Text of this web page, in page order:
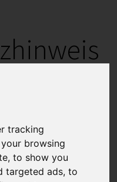
tracking
browsing
to show you
targeted ads, to
der
11, 50672 Köln
info@globaleyez.net